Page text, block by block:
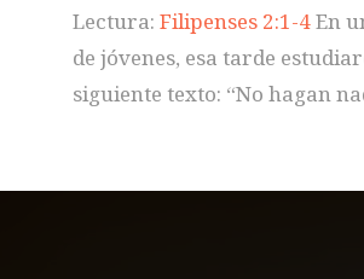
Lectura: Filipenses 2:1-4En
de jóvenes, esa tarde
siguiente texto: “No hagan